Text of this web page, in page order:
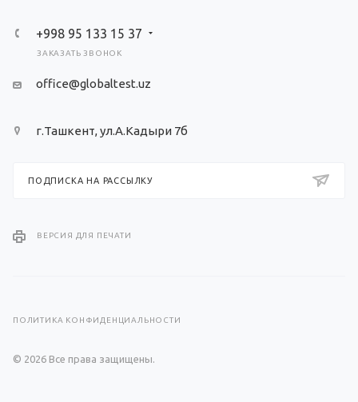
+998 95 133 15 37
ЗАКАЗАТЬ ЗВОНОК
office@globaltest.uz
г.Ташкент, ул.А.Кадыри 7б
ПОДПИСКА НА РАССЫЛКУ
ВЕРСИЯ ДЛЯ ПЕЧАТИ
ПОЛИТИКА КОНФИДЕНЦИАЛЬНОСТИ
© 2026 Все права защищены.